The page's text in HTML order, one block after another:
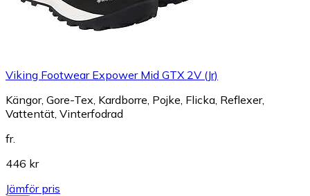
Viking Footwear Expower Mid GTX 2V (Jr)
Kängor, Gore-Tex, Kardborre, Pojke, Flicka, Reflexer,
Vattentät, Vinterfodrad
fr.
446 kr
Jämför pris